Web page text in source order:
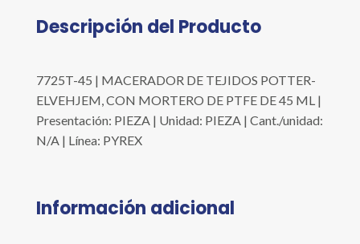
Descripción del Producto
7725T-45 | MACERADOR DE TEJIDOS POTTER-
ELVEHJEM, CON MORTERO DE PTFE DE 45 ML |
Presentación: PIEZA | Unidad: PIEZA | Cant./unidad:
N/A | Línea: PYREX
Información adicional